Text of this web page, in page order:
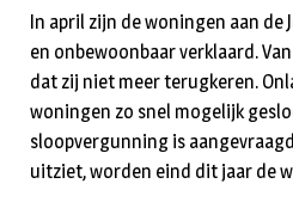
In april zijn de woningen aan
en onbewoonbaar verklaard.
dat zij niet meer terugkeren.
woningen zo snel mogelijk
sloopvergunning is
uitziet, worden eind dit jaar de